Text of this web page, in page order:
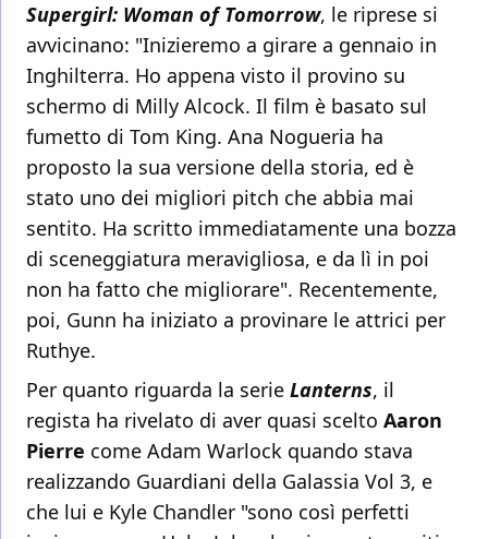
Supergirl: Woman of Tomorrow, le riprese si
avvicinano: "Inizieremo a girare a gennaio in
Inghilterra. Ho appena visto il provino su
schermo di Milly Alcock. Il film è basato sul
fumetto di Tom King. Ana Nogueria ha
proposto la sua versione della storia, ed è
stato uno dei migliori pitch che abbia mai
sentito. Ha scritto immediatamente una bozza
di sceneggiatura meravigliosa, e da lì in poi
non ha fatto che migliorare". Recentemente,
poi, Gunn ha iniziato a provinare le attrici per
Ruthye.
Per quanto riguarda la serie Lanterns, il
regista ha rivelato di aver quasi scelto Aaron
Pierre come Adam Warlock quando stava
realizzando Guardiani della Galassia Vol 3, e
che lui e Kyle Chandler "sono così perfetti